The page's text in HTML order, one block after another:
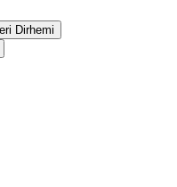
Dirhemi